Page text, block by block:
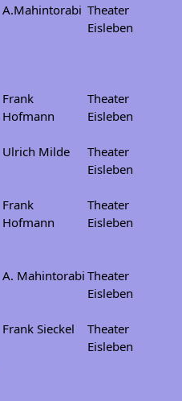
A.Mahintorabi Theater
Eisleben
Frank
Hofmann
Theater
Eisleben
Ulrich Milde
Theater
Eisleben
Frank
Hofmann
Theater
Eisleben
A. Mahintorabi Theater
Eisleben
Frank Sieckel
Theater
Eisleben